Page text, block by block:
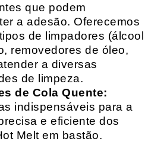
que podem
a adesão. Oferecemos
de limpadores (álcool
removedores de óleo,
a diversas
de limpeza.
de Cola Quente:
indispensáveis para a
e eficiente dos
Melt em bastão.